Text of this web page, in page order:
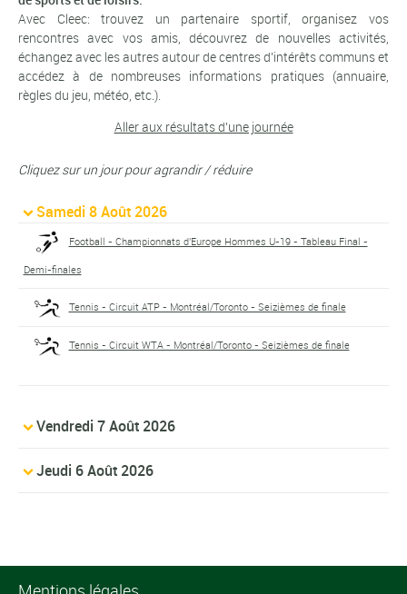
Avec Cleec: trouvez un partenaire sportif, organisez vos
rencontres avec vos amis, découvrez de nouvelles activités,
échangez avec les autres autour de centres d'intérêts communs et
accédez à de nombreuses informations pratiques (annuaire,
règles du jeu, météo, etc.).
Aller aux résultats d'une journée
Cliquez sur un jour pour agrandir / réduire
Samedi 8 Août 2026
Football - Championnats d'Europe Hommes U-19 - Tableau Final -
Demi-finales
Tennis - Circuit ATP - Montréal/Toronto - Seizièmes de finale
Tennis - Circuit WTA - Montréal/Toronto - Seizièmes de finale
Vendredi 7 Août 2026
Jeudi 6 Août 2026